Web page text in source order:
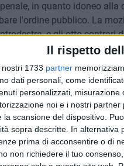
Il rispetto
nostri 1733 partner
dati personali, come
personalizzati, misurazione
noi e i nostri
la scansione del dispositivo.
sopra descritte. In
prima di acconsentire o di
non richiedere il tuo
in quanto idoneo
l'ordine pubblico. La
e gli otto contrari
pur votando
la sussistenza del reato.
nel Barese: una
e 27mila